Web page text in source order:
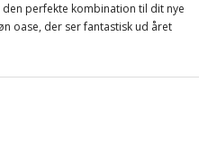
perfekte kombination til dit nye
oase, der ser fantastisk ud året